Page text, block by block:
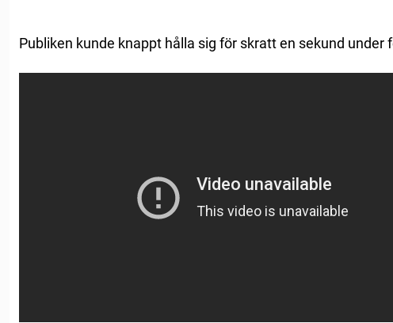
Publiken kunde knappt hålla sig för skratt en sekund under